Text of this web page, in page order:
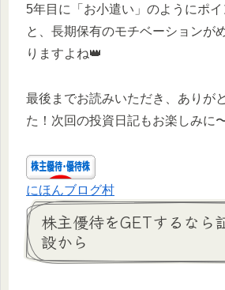
5年目に「お小遣い」のようにポ
と、長期保有のモチベーションが
りますよね👑
最後までお読みいただき、ありが
た！次回の投資日記もお楽しみに
にほんブログ村
株主優待をGETするなら
設から